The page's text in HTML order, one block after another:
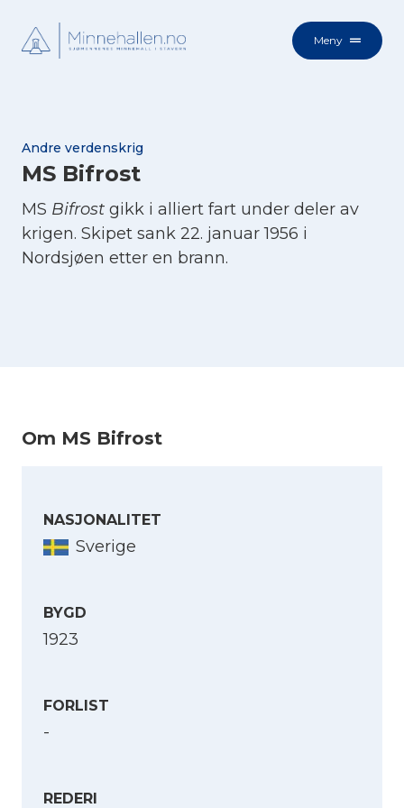
Meny
Andre verdenskrig
MS Bifrost
MS Bifrost gikk i alliert fart under deler av
krigen. Skipet sank 22. januar 1956 i
Nordsjøen etter en brann.
Om MS Bifrost
NASJONALITET
Sverige
BYGD
1923
FORLIST
-
REDERI